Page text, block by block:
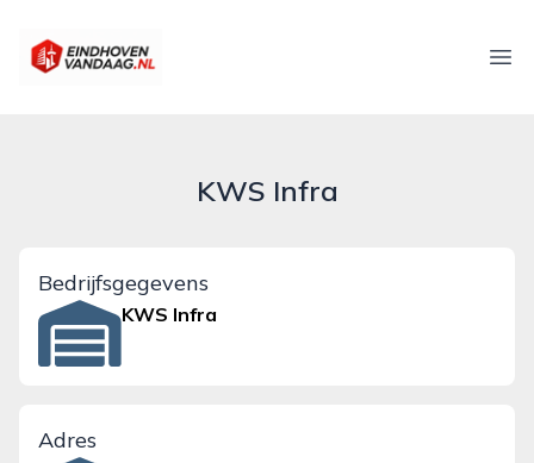
eindhovenvandaag.nl
KWS Infra
Bedrijfsgegevens
KWS Infra
Adres